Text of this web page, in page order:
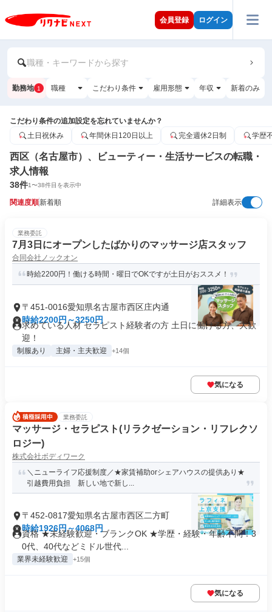
会員登録 ログイン
職種・キーワードから探す
勤務地 1 職種 こだわり条件 雇用形態 年収 新着のみ
こだわり条件の追加設定を忘れていませんか？
土日祝休み
年間休日120日以上 完全週休2日制 学歴
西区（名古屋市）、ビューティー・生活サービスの転職・
求人情報
38件1〜38件目を表示中
関連度順新着順 詳細表示
業務委託
7月3日にオープンしたばかりのマッサージ店スタッフ
合同会社ノックオン
時給2200円！働ける時間・曜日でOKですが土日がおススメ！
〒451-0016愛知県名古屋市西区庄内通
時給2200円～3250円
求めている人材 セラピスト経験者の方 土日に働ける方、大歓
迎！
制服あり 主婦・主夫歓迎 +14個
気になる
業務委託
マッサージ・セラピスト(リラクゼーション・リフレクソ
ロジー)
株式会社ボディワーク
＼ニューライフ応援制度／★家賃補助orシェアハウスの提供あり★
引越費用負担 新しい地で新し...
〒452-0817愛知県名古屋市西区二方町
時給1926円～4068円
資格 ★未経験歓迎・ブランクOK ★学歴・経験・年齢不問！3
0代、40代などミドル世代...
業界未経験歓迎 +15個
気になる